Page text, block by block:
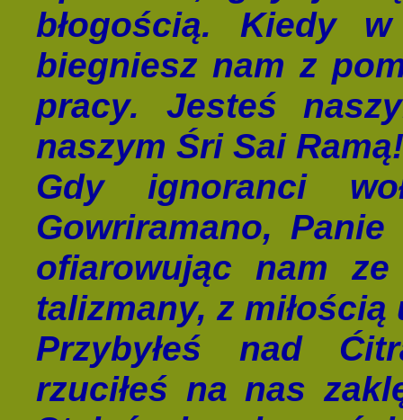
błogością. Kiedy
biegniesz nam z
pracy. Jesteś
naszym Śri Sai Ramą!
Gdy ignoranci
Gowriramano,
ofiarowując nam ze
talizmany, z
Przybyłeś nad
rzuciłeś na nas